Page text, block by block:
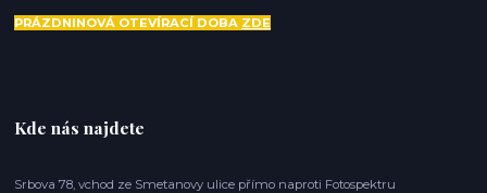
PRÁZDNINOVÁ OTEVÍRACÍ DOBA ZDE
Kde nás najdete
Srbova 78, vchod ze Smetanovy ulice přímo naproti Fotospektru